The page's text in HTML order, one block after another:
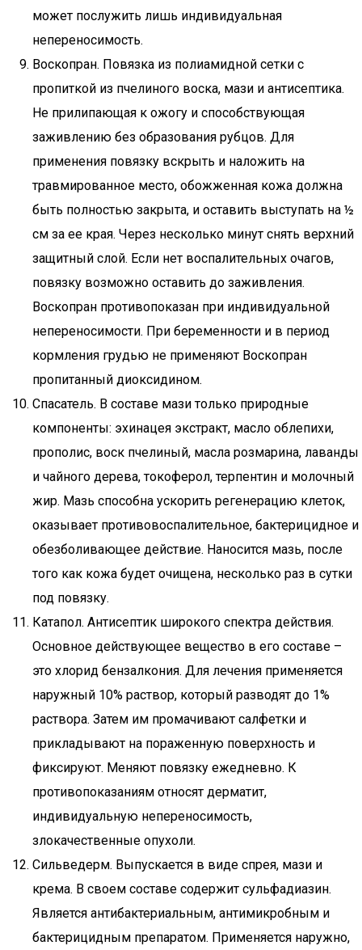
может послужить лишь индивидуальная
непереносимость.
Воскопран. Повязка из полиамидной сетки с
пропиткой из пчелиного воска, мази и антисептика.
Не прилипающая к ожогу и способствующая
заживлению без образования рубцов. Для
применения повязку вскрыть и наложить на
травмированное место, обожженная кожа должна
быть полностью закрыта, и оставить выступать на ½
см за ее края. Через несколько минут снять верхний
защитный слой. Если нет воспалительных очагов,
повязку возможно оставить до заживления.
Воскопран противопоказан при индивидуальной
непереносимости. При беременности и в период
кормления грудью не применяют Воскопран
пропитанный диоксидином.
Спасатель. В составе мази только природные
компоненты: эхинацея экстракт, масло облепихи,
прополис, воск пчелиный, масла розмарина, лаванды
и чайного дерева, токоферол, терпентин и молочный
жир. Мазь способна ускорить регенерацию клеток,
оказывает противовоспалительное, бактерицидное и
обезболивающее действие. Наносится мазь, после
того как кожа будет очищена, несколько раз в сутки
под повязку.
Катапол. Антисептик широкого спектра действия.
Основное действующее вещество в его составе –
это хлорид бензалкония. Для лечения применяется
наружный 10% раствор, который разводят до 1%
раствора. Затем им промачивают салфетки и
прикладывают на пораженную поверхность и
фиксируют. Меняют повязку ежедневно. К
противопоказаниям относят дерматит,
индивидуальную непереносимость,
злокачественные опухоли.
Сильведерм. Выпускается в виде спрея, мази и
крема. В своем составе содержит сульфадиазин.
Является антибактериальным, антимикробным и
бактерицидным препаратом. Применяется наружно,